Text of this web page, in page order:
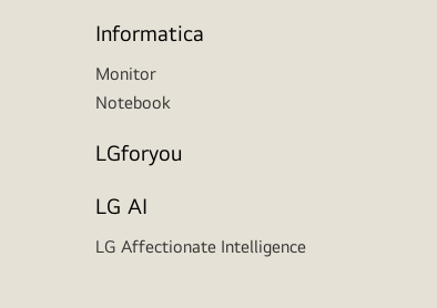
Informatica
Monitor
Notebook
LGforyou
LG AI
LG Affectionate Intelligence